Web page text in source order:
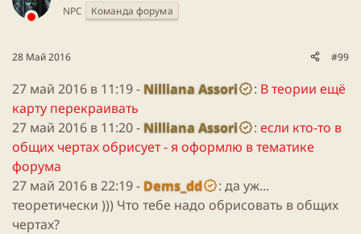
NPC Команда форума
28 Май 2016 #99
27 май 2016 в 11:19 - Nilliana Assori : В теории ещё
карту перекраивать
27 май 2016 в 11:20 - Nilliana Assori : если кто-то в
общих чертах обрисует - я оформлю в тематике
форума
27 май 2016 в 22:19 - Dems_dd
: да уж...
теоретически ))) Что тебе надо обрисовать в общих
чертах?